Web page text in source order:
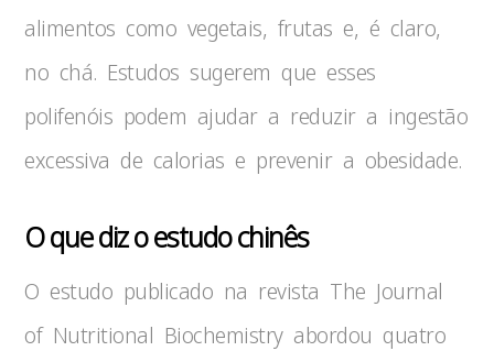
alimentos como vegetais, frutas e, é claro,
no chá. Estudos sugerem que esses
polifenóis podem ajudar a reduzir a ingestão
excessiva de calorias e prevenir a obesidade.
O que diz o estudo chinês
O estudo publicado na revista The Journal
of Nutritional Biochemistry abordou quatro